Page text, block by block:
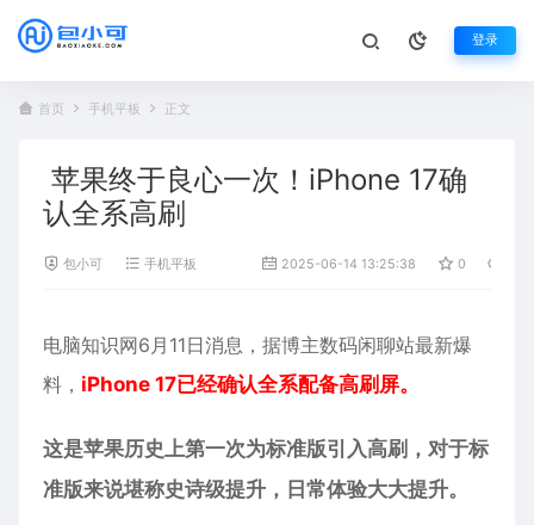
登录
首页 手机平板 正文
苹果终于良心一次！iPhone 17确
认全系高刷
包小可 手机平板 2025-06-14 13:25:38 0
电脑知识网6月11日消息，据博主数码闲聊站最新爆
料， iPhone 17已经确认全系配备高刷屏。
这是苹果历史上第一次为标准版引入高刷，对于标
准版来说堪称史诗级提升，日常体验大大提升。